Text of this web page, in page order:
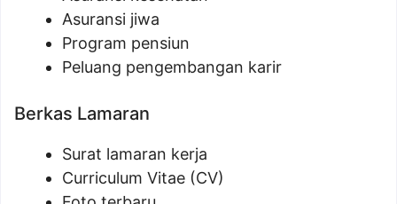
Asuransi jiwa
Program pensiun
Peluang pengembangan karir
Berkas Lamaran
Surat lamaran kerja
Curriculum Vitae (CV)